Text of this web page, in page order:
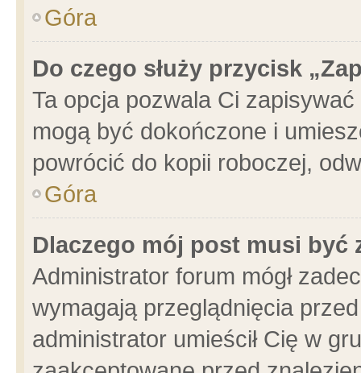
Góra
Do czego służy przycisk
Ta opcja pozwala Ci
mogą być dokończone i
powrócić do kopii roboczej,
Góra
Dlaczego mój post musi być
Administrator forum mógł
wymagają przeglądnięcia
administrator umieścił Cię w